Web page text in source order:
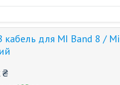
кабель для MI Band 8 /
₴